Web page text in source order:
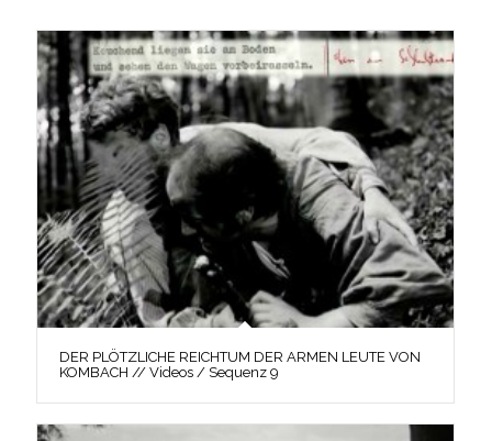
DER PLÖTZLICHE REICHTUM DER ARMEN LEUTE VON
KOMBACH // Videos / Sequenz 9